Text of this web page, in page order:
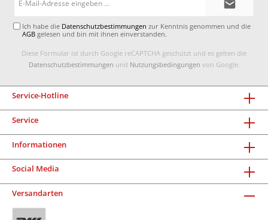
Ich habe die Datenschutzbestimmungen zur Kenntnis genommen und die
AGB gelesen und bin mit ihnen einverstanden.
Diese Formular ist durch Google reCAPTCHA geschützt und es gelten die
Datenschutzbestimmungen und Nutzungsbedingungen von Google.
Service-Hotline
Service
Informationen
Social Media
Versandarten